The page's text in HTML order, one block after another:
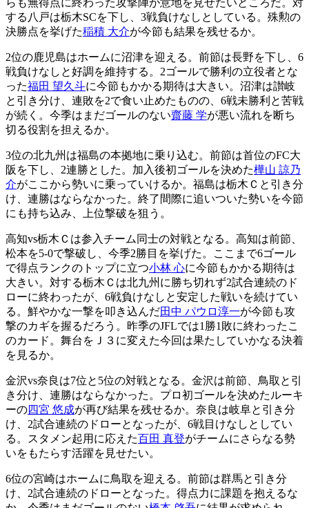
らも無得点に終わった攻撃陣が意地を見せたいところだ。対
する八戸は栃木SCを下し、3戦負けなしとしている。殊勲の
決勝点を挙げた稲積 大介が今節も結果を残せるか。
2位の鹿児島はホームに沼津を迎える。前節は長野を下し、6
戦負けなしと好調を維持する。2ゴールで勝利の立役者とな
った福田 望久斗に今節もかかる期待は大きい。沼津は讃岐
と引き分け、連敗を2で食い止めたものの、6戦未勝利と苦戦
が続く。今季はまだゴールのない齋藤 学が悪い流れを断ち
切る役割を担えるか。
3位の北九州は福島の本拠地に乗り込む。前節は首位のFC大
阪を下し、2連勝とした。加入後初ゴールを決めた樺山 諒乃
介がここから勢いに乗っていけるか。福島は栃木Ｃと引き分
け、連勝はならなかった。終了間際に追いついた勢いを今節
にも持ち込み、上位撃破を狙う。
高知vs栃木Ｃは参入チーム同士の対戦となる。高知は前節、
松本を5-0で撃破し、今季2勝目を挙げた。ここまで6ゴール
で得点ランクのトップに立つ小林 心に今節もかかる期待は
大きい。対する栃木Ｃは北九州に勝ち切れず2試合連続のド
ローに終わったが、6戦負けなしと安定した戦いを続けてい
る。鮮やかな一撃を叩き込んだ田中 パウロ淳一が今節も攻
撃のカギを握るだろう。昨季のJFLでは1勝1敗に終わったこ
のカード。舞台をＪ３に変えた今回は果たしていかなる決着
を見るか。
金沢vs奈良は7位と5位の対戦となる。金沢は前節、鳥取と引
き分け、連勝はならなかった。プロ初ゴールを決めたルーキ
ーの四宮 悠成が再び結果を残せるか。奈良は岐阜と引き分
け、2試合連続のドローとなったが、6戦目けなしとしてい
る。スタメン起用に応えた百田 真登がチームにさらなる勢
いをもたらす活躍を見せたい。
6位の宮崎はホームに鳥取を迎える。前節は群馬と引き分
け、2試合連続のドローとなった。得点力に課題を抱えるな